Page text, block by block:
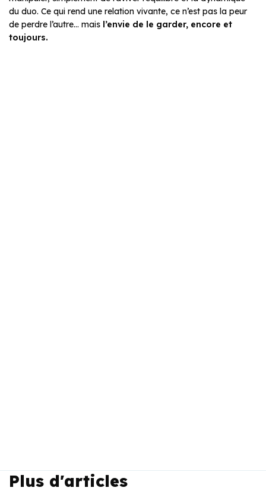
du duo. Ce qui rend une relation vivante, ce n’est pas la peur
de perdre l’autre… mais l’envie de le garder, encore et
toujours.
Plus d'articles